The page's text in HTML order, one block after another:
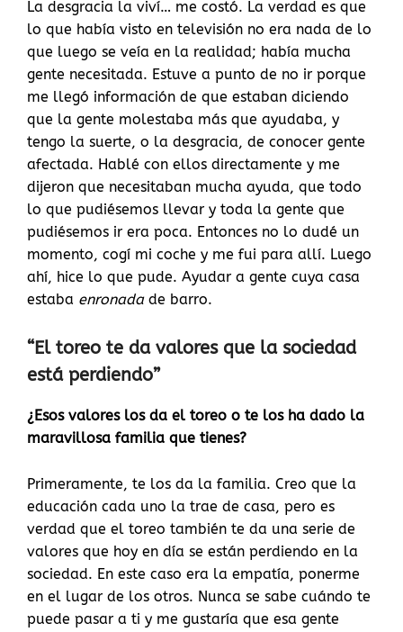
La desgracia la viví… me costó. La verdad es que
lo que había visto en televisión no era nada de lo
que luego se veía en la realidad; había mucha
gente necesitada. Estuve a punto de no ir porque
me llegó información de que estaban diciendo
que la gente molestaba más que ayudaba, y
tengo la suerte, o la desgracia, de conocer gente
afectada. Hablé con ellos directamente y me
dijeron que necesitaban mucha ayuda, que todo
lo que pudiésemos llevar y toda la gente que
pudiésemos ir era poca. Entonces no lo dudé un
momento, cogí mi coche y me fui para allí. Luego
ahí, hice lo que pude. Ayudar a gente cuya casa
estaba enronada de barro.
“El toreo te da valores que la sociedad
está perdiendo”
¿Esos valores los da el toreo o te los ha dado la
maravillosa familia que tienes?
Primeramente, te los da la familia. Creo que la
educación cada uno la trae de casa, pero es
verdad que el toreo también te da una serie de
valores que hoy en día se están perdiendo en la
sociedad. En este caso era la empatía, ponerme
en el lugar de los otros. Nunca se sabe cuándo te
puede pasar a ti y me gustaría que esa gente